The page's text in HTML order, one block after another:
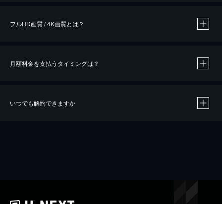
※40％ポイント還元の対象は、クレジットカード決済による作品の購入 / レンタルです。
iOSアプリのUコイン決済による作品の購入 / レンタルは、20％のポイント還元です。
フルHD画質 / 4K画質とは？
月額料金を支払うタイミングは？
いつでも解約できますか